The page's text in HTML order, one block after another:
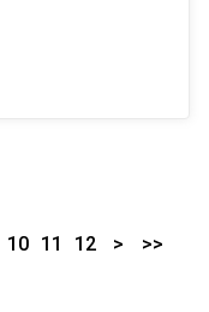
10 11 12 > >>